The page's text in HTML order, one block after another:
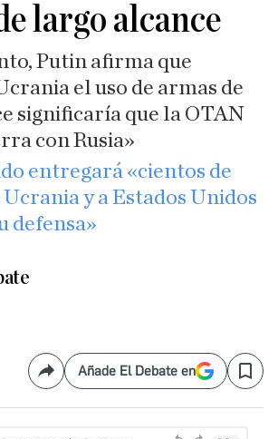
largo alcance
Putin afirma que
el uso de armas de
significaría que la OTAN
con Rusia»
entregará «cientos de
y a Estados Unidos
defensa»
CompartirAñade El Debate en Save